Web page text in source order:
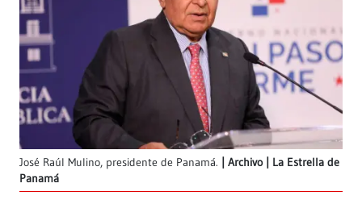
José Raúl Mulino, presidente de Panamá.
Archivo | La Estrella de
Panamá